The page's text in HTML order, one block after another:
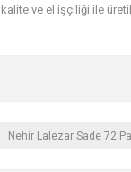
ve el işçiliği ile
Nehir Lalezar Sade 72